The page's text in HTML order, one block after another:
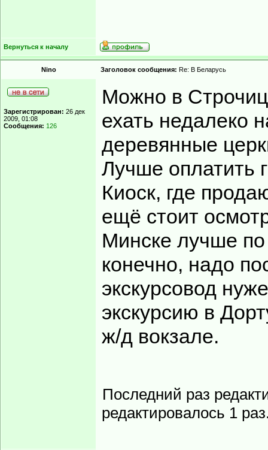
Вернуться к началу
Nino Заголовок сообщения: Re: В Беларусь
Зарегистрирован: 26 дек
2009, 01:08
Сообщения: 126
Можно в
ехать недалеко
деревянные
Лучше оплатить
Киоск, где
ещё стоит
Минске лучше по
конечно, надо
экскурсовод
экскурсию в
ж/д вокзале.
Последний раз
редактировалось 1